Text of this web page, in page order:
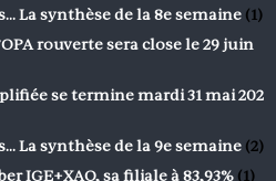
La synthèse de la 8e semaine (1)
rouverte sera close le 29 juin
se termine mardi 31 mai 202
La synthèse de la 9e semaine (2)
IGE+XAO, sa filiale à 83,93% (1)